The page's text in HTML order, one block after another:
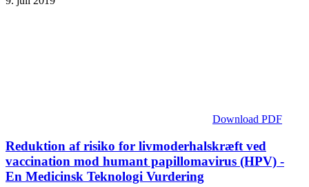
Download PDF
Reduktion af risiko for livmoderhalskræft ved
vaccination mod humant papillomavirus (HPV) -
En Medicinsk Teknologi Vurdering